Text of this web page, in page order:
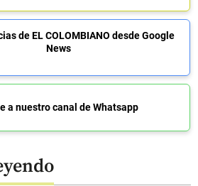
de EL COLOMBIANO desde Google
News
a nuestro canal de Whatsapp